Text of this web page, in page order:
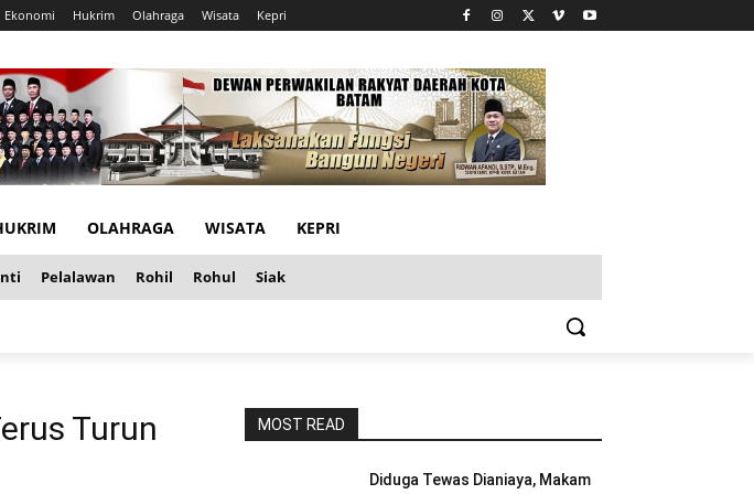
Ekonomi Hukrim Olahraga Wisata Kepri
OLAHRAGA WISATA KEPRI
Pelalawan Rohil Rohul Siak
Turun MOST READ
Diduga Tewas Dianiaya, Makam